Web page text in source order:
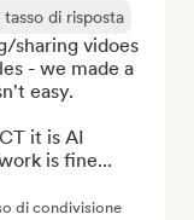
di risposta
sharing vidoes
- we made a
easy.
it is AI
is fine...
di condivisione